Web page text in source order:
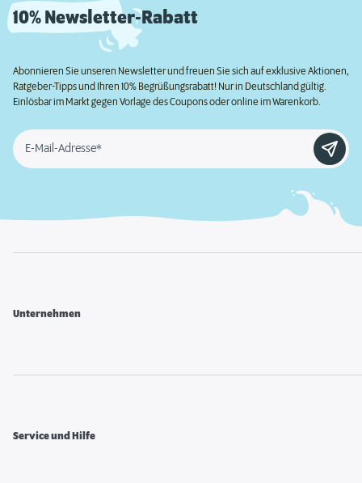
10% Newsletter-Rabatt
Abonnieren Sie unseren Newsletter und freuen Sie sich auf exklusive Aktionen,
Ratgeber-Tipps und Ihren 10% Begrüßungsrabatt! Nur in Deutschland gültig.
Einlösbar im Markt gegen Vorlage des Coupons oder online im Warenkorb.
E-Mail-Adresse*
Unternehmen
Service und Hilfe